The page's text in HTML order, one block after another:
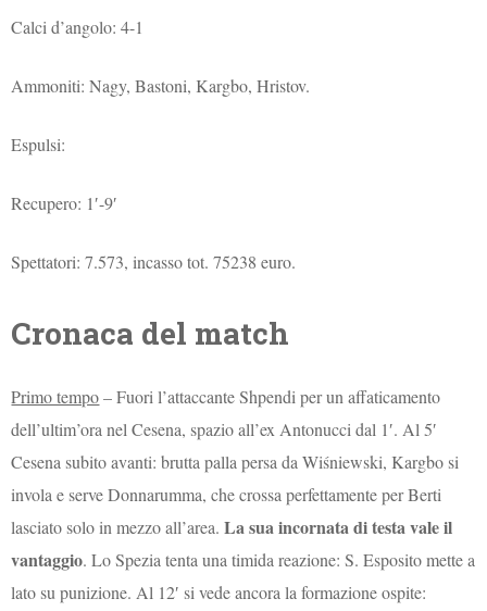
Calci d’angolo: 4-1
Ammoniti: Nagy, Bastoni, Kargbo, Hristov.
Espulsi:
Recupero: 1′-9′
Spettatori: 7.573, incasso tot. 75238 euro.
Cronaca del match
Primo tempo– Fuori l’attaccante Shpendi per un affaticamento
dell’ultim’ora nel Cesena, spazio all’ex Antonucci dal 1′. Al 5′
Cesena subito avanti: brutta palla persa da Wiśniewski, Kargbo si
invola e serve Donnarumma, che crossa perfettamente per Berti
lasciato solo in mezzo all’area. La sua incornata di testa vale il
vantaggio. Lo Spezia tenta una timida reazione: S. Esposito mette a
lato su punizione. Al 12′ si vede ancora la formazione ospite: